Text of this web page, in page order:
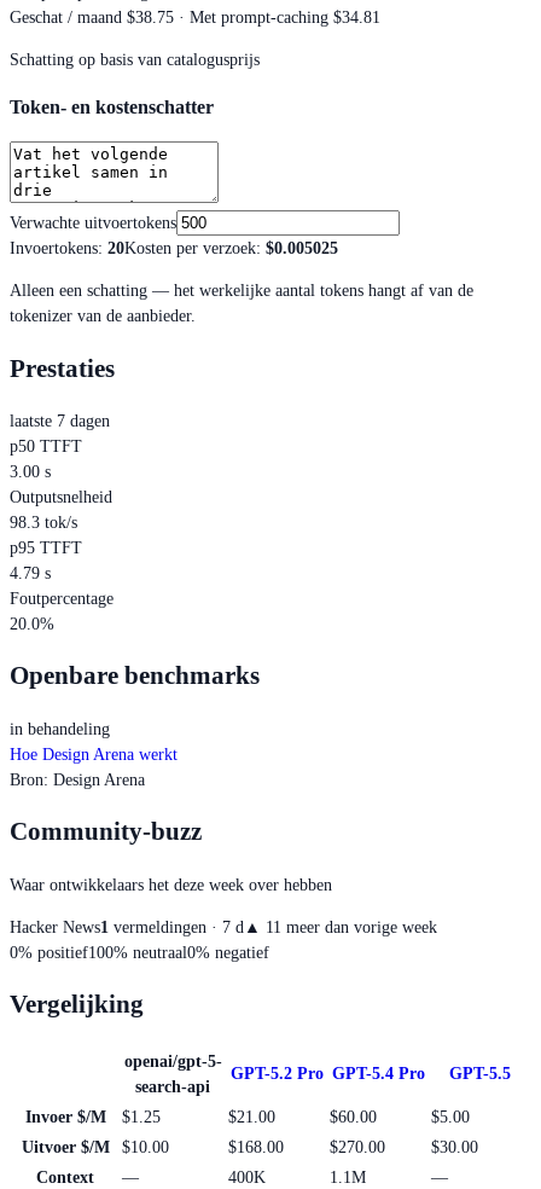
Geschat / maand $38.75 · Met prompt-caching $34.81
Schatting op basis van catalogusprijs
Token- en kostenschatter
Verwachte uitvoertokens
Invoertokens: 20Kosten per verzoek: $0.005025
Alleen een schatting — het werkelijke aantal tokens hangt af van de
tokenizer van de aanbieder.
Prestaties
laatste 7 dagen
p50 TTFT
3.00 s
Outputsnelheid
98.3 tok/s
p95 TTFT
4.79 s
Foutpercentage
20.0%
Openbare benchmarks
in behandeling
Hoe Design Arena werkt
Bron: Design Arena
Community-buzz
Waar ontwikkelaars het deze week over hebben
Hacker News1 vermeldingen · 7 d ▲ 11 meer dan vorige week
0% positief100% neutraal0% negatief
Vergelijking
openai/gpt-5-
search-api
GPT-5.2 Pro GPT-5.4 Pro GPT-5.5
Invoer $/M $1.25 $21.00 $60.00
$5.00
Uitvoer $/M
$10.00 $168.00 $270.00
$30.00
Context
— 400K 1.1M
—